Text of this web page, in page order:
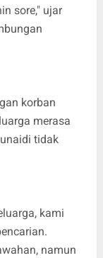
sore," ujar
korban
merasa
tidak
kami
namun